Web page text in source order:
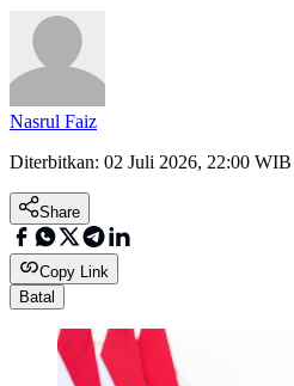
Nasrul Faiz
Diterbitkan: 02 Juli 2026, 22:00 WIB
Share
Copy Link
Batal